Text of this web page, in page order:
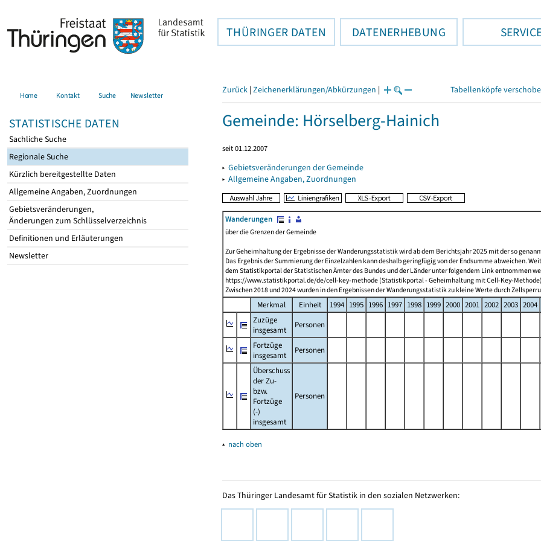
THÜRINGER DATEN DATENERHEBUNG
Home Kontakt Suche Newsletter
STATISTISCHE DATEN
Sachliche Suche
Regionale Suche
Kürzlich bereitgestellte Daten
Allgemeine Angaben, Zuordnungen
Gebietsveränderungen,
Änderungen zum Schlüsselverzeichnis
Definitionen und Erläuterungen
Newsletter
Zurück | Zeichenerklärungen/Abkürzungen | Tabellenköpfe
Gemeinde: Hörselberg-Hainich
seit 01.12.2007
▸ Gebietsveränderungen der Gemeinde
▸ Allgemeine Angaben, Zuordnungen
Wanderungen
über die Grenzen der Gemeinde
Zur Geheimhaltung der Ergebnisse der Wanderungsstatistik wird ab dem Berichtsjahr 2025 mit der so
Das Ergebnis der Summierung der Einzelzahlen kann deshalb geringfügig von der Endsumme abweichen.
dem Statistikportal der Statistischen Ämter des Bundes und der Länder unter folgendem Link entnommen
https://www.statistikportal.de/de/cell-key-methode (Statistikportal - Geheimhaltung mit Cell-Key-
Zwischen 2018 und 2024 wurden in den Ergebnissen der Wanderungsstatistik zu kleine Werte durch
Merkmal Einheit 1994 1995 1996 1997 1998 1999 2000 2001 2002 2003 2004
Zuzüge
insgesamt
Personen
Fortzüge
insgesamt
Personen
Überschuss
der Zu-
bzw.
Fortzüge
(-)
insgesamt
Personen
▴ nach oben
Das Thüringer Landesamt für Statistik in den sozialen Netzwerken: